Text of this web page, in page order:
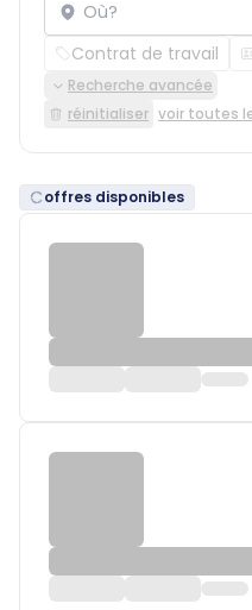
Contrat de travail
Recherche avancée
réinitialiser voir toutes
offres disponibles